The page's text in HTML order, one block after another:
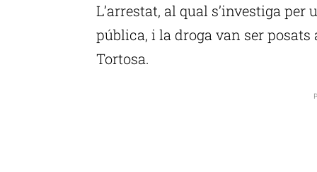
L’arrestat, al qual s’investiga
pública, i la droga van ser
Tortosa.